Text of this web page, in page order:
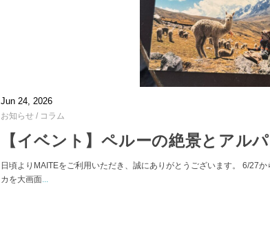
Jun 24, 2026
お知らせ / コラム
【イベント】ペルーの絶景とアル
日頃よりMAITEをご利用いただき、誠にありがとうございます。 6/27
カを大画面...